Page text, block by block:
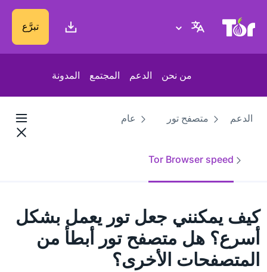
موقع Tor Project تبرَّع
من نحن الدعم المجتمع المدونة
الدعم متصفح تور عام
Tor Browser speed
كيف يمكنني جعل تور يعمل بشكل
أسرع؟ هل متصفح تور أبطأ من
المتصفحات الأخرى؟